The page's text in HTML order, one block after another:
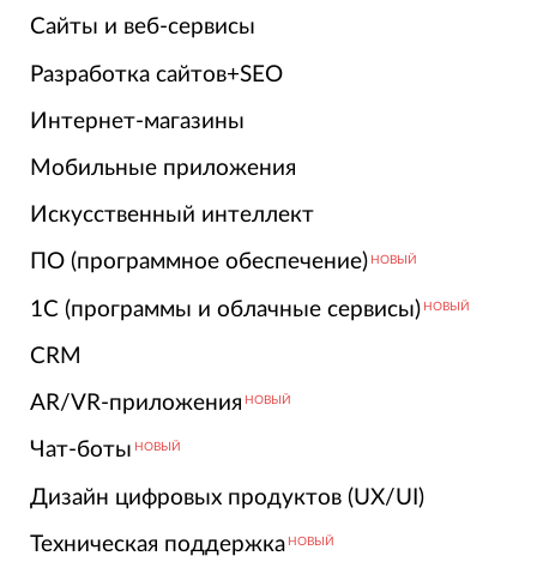
Сайты и веб-сервисы
Разработка сайтов+SEO
Интернет-магазины
Мобильные приложения
Искусственный интеллект
ПО (программное обеспечение) НОВЫЙ
1С (программы и облачные сервисы) НОВЫЙ
CRM
AR/VR-приложения НОВЫЙ
Чат-боты НОВЫЙ
Дизайн цифровых продуктов (UX/UI)
Техническая поддержка НОВЫЙ